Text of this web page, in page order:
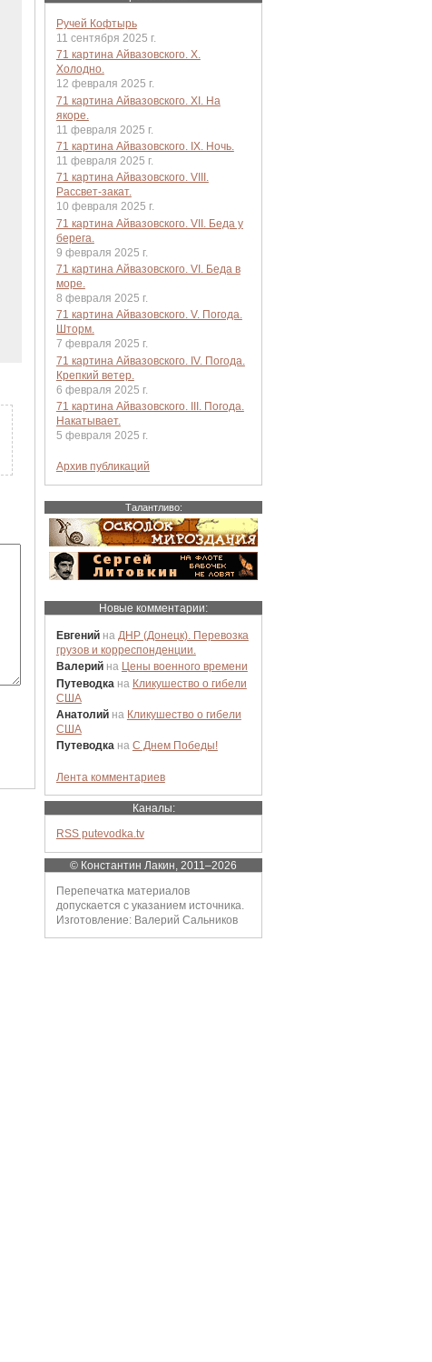
Ручей Кофтырь
11 сентября 2025 г.
71 картина Айвазовского. X.
Холодно.
12 февраля 2025 г.
71 картина Айвазовского. XI. На
якоре.
11 февраля 2025 г.
71 картина Айвазовского. IX. Ночь.
11 февраля 2025 г.
71 картина Айвазовского. VIII.
Рассвет-закат.
10 февраля 2025 г.
71 картина Айвазовского. VII. Беда у
берега.
9 февраля 2025 г.
71 картина Айвазовского. VI. Беда в
море.
8 февраля 2025 г.
71 картина Айвазовского. V. Погода.
Шторм.
7 февраля 2025 г.
71 картина Айвазовского. IV. Погода.
Крепкий ветер.
6 февраля 2025 г.
71 картина Айвазовского. III. Погода.
Накатывает.
5 февраля 2025 г.
Архив публикаций
Талантливо:
Новые комментарии:
Евгенийна ДНР (Донецк). Перевозка
грузов и корреспонденции.
Валерийна
Цены военного времени
Путеводка на Кликушество о гибели
США
Анатолийна Кликушество о гибели
США
Путеводка на С Днем Победы!
Лента комментариев
Каналы:
RSS putevodka.tv
© Константин Лакин, 2011–2026
Перепечатка материалов
допускается с указанием источника.
Изготовление: Валерий Сальников